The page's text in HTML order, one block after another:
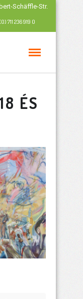
Schäffle-Str.
711 236 919 0
ÉS